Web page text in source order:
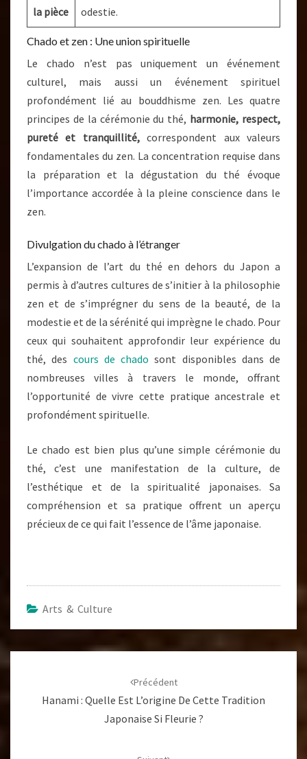
la pièce
odestie.
Chado et zen : Une union spirituelle
Le chado n’est pas uniquement un événement
culturel, mais aussi un événement spirituel
profondément lié au bouddhisme zen. Les quatre
principes de la cérémonie du thé, harmonie, respect,
pureté et tranquillité,correspondent aux valeurs
fondamentales du zen. La concentration requise dans
la préparation et la dégustation du thé évoque
l’importance accordée à la pleine conscience dans le
zen.
Divulgation du chado à l’étranger
L’expansion de l’art du thé en dehors du Japon a
permis à d’autres cultures de s’initier à la philosophie
zen et de s’imprégner du sens de la beauté, de la
modestie et de la sérénité qui imprègne le chado. Pour
ceux qui souhaitent approfondir leur expérience du
thé, des cours de chado sont disponibles dans de
nombreuses villes à travers le monde, offrant
l’opportunité de vivre cette pratique ancestrale et
profondément spirituelle.
Le chado est bien plus qu’une simple cérémonie du
thé, c’est une manifestation de la culture, de
l’esthétique et de la spiritualité japonaises. Sa
compréhension et sa pratique offrent un aperçu
précieux de ce qui fait l’essence de l’âme japonaise.
Arts & Culture
Précédent
Hanami : Quelle Est L’origine De Cette Tradition
Japonaise Si Fleurie ?